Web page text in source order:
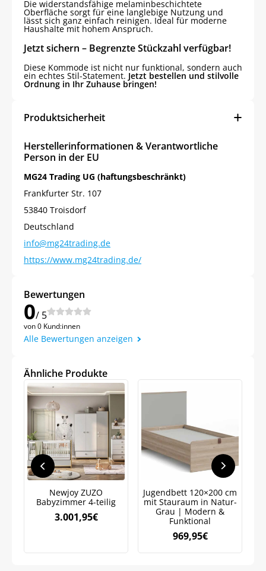
Die widerstandsfähige melaminbeschichtete
Oberfläche sorgt für eine langlebige Nutzung und
lässt sich ganz einfach reinigen. Ideal für moderne
Haushalte mit hohem Anspruch.
Jetzt sichern – Begrenzte Stückzahl verfügbar!
Diese Kommode ist nicht nur funktional, sondern auch
ein echtes Stil-Statement. Jetzt bestellen und stilvolle
Ordnung in Ihr Zuhause bringen!
Produktsicherheit
Herstellerinformationen & Verantwortliche
Person in der EU
MG24 Trading UG (haftungsbeschränkt)
Frankfurter Str. 107
53840 Troisdorf
Deutschland
info@mg24trading.de
https://www.mg24trading.de/
Bewertungen
0/ 5
von 0 Kund:innen
Alle Bewertungen anzeigen
Ähnliche Produkte
Newjoy ZUZO
Babyzimmer 4-teilig
3.001,95€
Jugendbett 120×200 cm
mit Stauraum in Natur-
Grau | Modern &
Funktional
969,95€
Jetzt 5% Rabatt
auf Ihre erste Bestellung sichern!